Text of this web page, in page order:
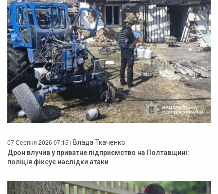
07 Серпня 2026 07:15 | Влада Ткаченко
Дрон влучив у приватне підприємство на Полтавщині:
поліція фіксує наслідки атаки